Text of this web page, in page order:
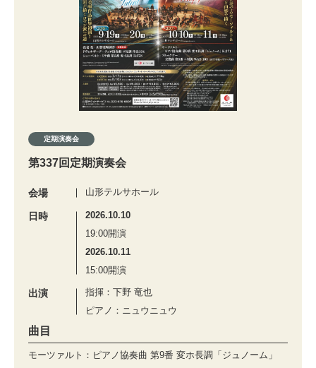
定期演奏会
第337回定期演奏会
会場 山形テルサホール
日時
2026.10.10
19:00開演
2026.10.11
15:00開演
出演
指揮：下野 竜也
ピアノ：ニュウニュウ
曲目
モーツァルト：ピアノ協奏曲 第9番 変ホ長調「ジュノーム」